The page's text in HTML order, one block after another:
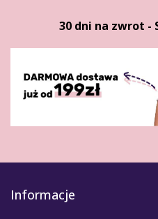
30 dni na zwrot -
Informacje